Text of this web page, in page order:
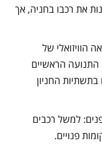
את רכבו בחניה, אך
הוויזואלי של
התנועה הראשיים
בתשתיות החניון
למשל רכבים
פנויים.